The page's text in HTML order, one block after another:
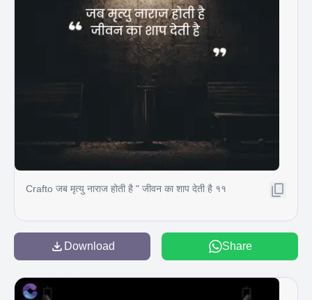
Crafto जब मृत्यु नाराज होती है " जीवन का शाप देती है ११
Download Share